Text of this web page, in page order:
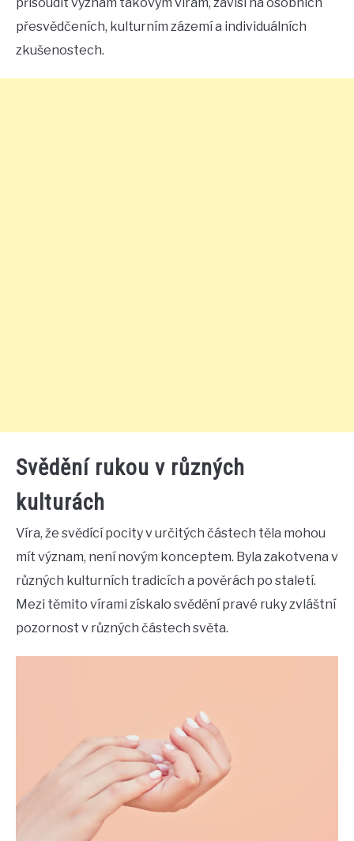
přesvědčeních, kulturním zázemí a individuálních
zkušenostech.
Svědění rukou v různých
kulturách
Víra, že svědící pocity v určitých částech těla mohou
mít význam, není novým konceptem. Byla zakotvena v
různých kulturních tradicích a pověrách po staletí.
Mezi těmito vírami získalo svědění pravé ruky zvláštní
pozornost v různých částech světa.